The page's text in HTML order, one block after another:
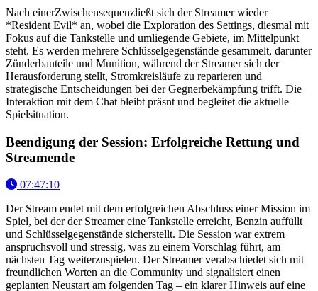
Nach einerZwischensequenzließt sich der Streamer wieder
*Resident Evil* an, wobei die Exploration des Settings, diesmal mit
Fokus auf die Tankstelle und umliegende Gebiete, im Mittelpunkt
steht. Es werden mehrere Schlüsselgegenstände gesammelt, darunter
Zünderbauteile und Munition, während der Streamer sich der
Herausforderung stellt, Stromkreisläufe zu reparieren und
strategische Entscheidungen bei der Gegnerbekämpfung trifft. Die
Interaktion mit dem Chat bleibt präsnt und begleitet die aktuelle
Spielsituation.
Beendigung der Session: Erfolgreiche Rettung und
Streamende
07:47:10
Der Stream endet mit dem erfolgreichen Abschluss einer Mission im
Spiel, bei der der Streamer eine Tankstelle erreicht, Benzin auffüllt
und Schlüsselgegenstände sicherstellt. Die Session war extrem
anspruchsvoll und stressig, was zu einem Vorschlag führt, am
nächsten Tag weiterzuspielen. Der Streamer verabschiedet sich mit
freundlichen Worten an die Community und signalisiert einen
geplanten Neustart am folgenden Tag – ein klarer Hinweis auf eine